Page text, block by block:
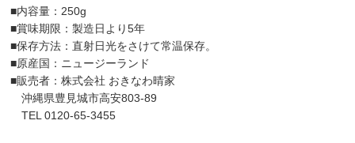
■内容量：250g
■賞味期限：製造日より5年
■保存方法：直射日光をさけて常温保存。
■原産国：ニュージーランド
■販売者：株式会社 おきなわ晴家
沖縄県豊見城市高安803-89
TEL 0120-65-3455